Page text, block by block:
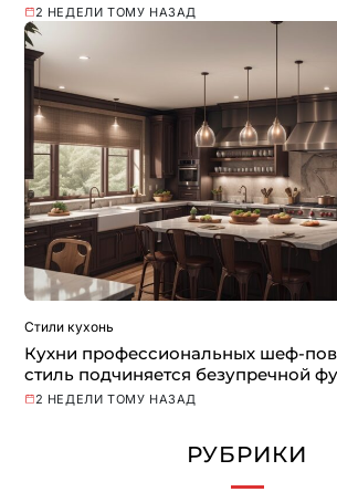
2 НЕДЕЛИ ТОМУ НАЗАД
Стили кухонь
Кухни профессиональных шеф-
стиль подчиняется безупречной
2 НЕДЕЛИ ТОМУ НАЗАД
РУБРИКИ